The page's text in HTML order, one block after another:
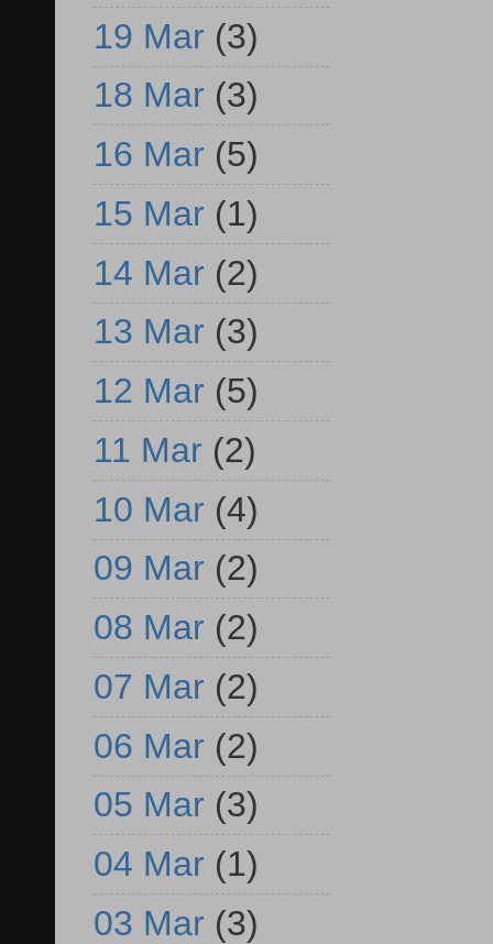
19 Mar (3)
18 Mar (3)
16 Mar (5)
15 Mar (1)
14 Mar (2)
13 Mar (3)
12 Mar (5)
11 Mar (2)
10 Mar (4)
09 Mar (2)
08 Mar (2)
07 Mar (2)
06 Mar (2)
05 Mar (3)
04 Mar (1)
03 Mar (3)